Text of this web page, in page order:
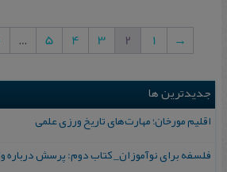
→
1
2
3
4
5
…
جدیدترین ها
اقلیم مورخان؛ مهارت‌های تاریخ ورزی علمی
فلسفه برای نوآموزان_ کتاب دوم: پرسش درباره